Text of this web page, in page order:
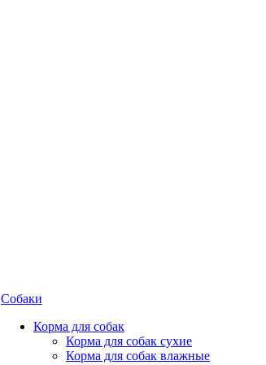
Собаки
Корма для собак
Корма для собак сухие
Корма для собак влажные